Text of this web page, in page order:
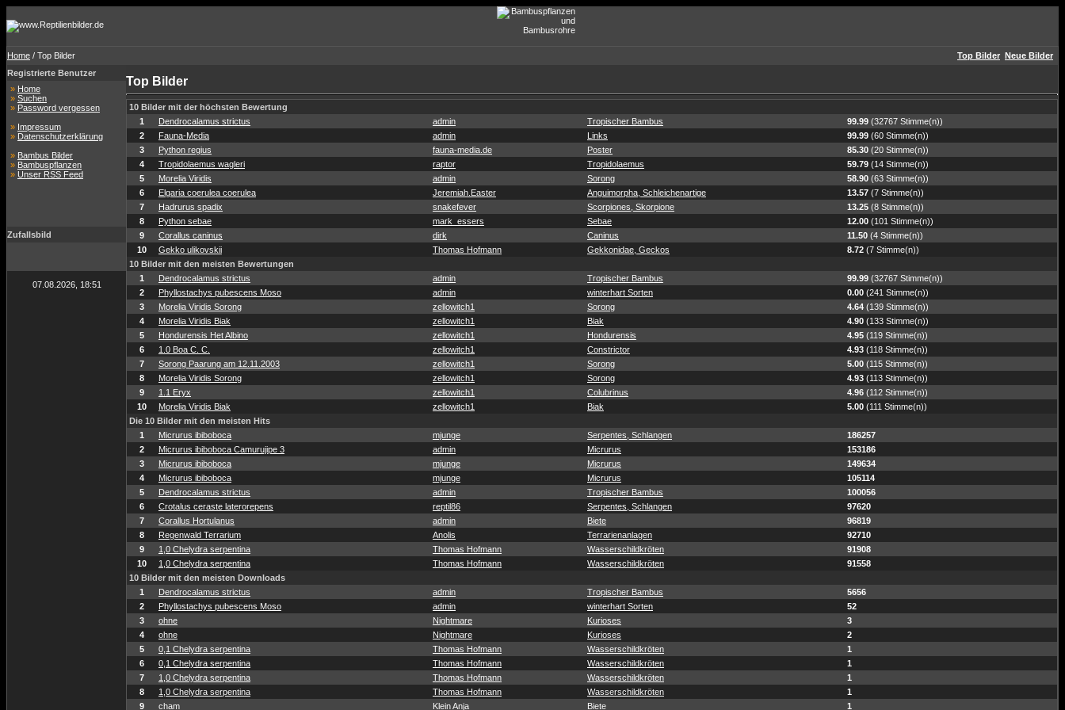
Home / Top Bilder Top Bilder Neue Bilder
Registrierte Benutzer
» Home
» Suchen
» Password vergessen
» Impressum
» Datenschutzerklärung
» Bambus Bilder
» Bambuspflanzen
» Unser RSS Feed
Zufallsbild
07.08.2026, 18:51
Top Bilder
10 Bilder mit der höchsten Bewertung
1
Dendrocalamus strictus admin Tropischer Bambus 99.99 (32767 Stimme(n))
2
Fauna-Media admin Links 99.99 (60 Stimme(n))
3
Python regius fauna-media.de Poster 85.30 (20 Stimme(n))
4
Tropidolaemus wagleri raptor Tropidolaemus 59.79 (14 Stimme(n))
5
Morelia Viridis admin Sorong 58.90 (63 Stimme(n))
6
Elgaria coerulea coerulea Jeremiah.Easter Anguimorpha, Schleichenartige 13.57 (7 Stimme(n))
7
Hadrurus spadix snakefever Scorpiones, Skorpione 13.25 (8 Stimme(n))
8
Python sebae mark_essers Sebae 12.00 (101 Stimme(n))
9
Corallus caninus dirk Caninus 11.50 (4 Stimme(n))
10
Gekko ulikovskii Thomas Hofmann Gekkonidae, Geckos 8.72 (7 Stimme(n))
10 Bilder mit den meisten Bewertungen
1
Dendrocalamus strictus admin Tropischer Bambus 99.99 (32767 Stimme(n))
2
Phyllostachys pubescens Moso admin winterhart Sorten 0.00 (241 Stimme(n))
3
Morelia Viridis Sorong zellowitch1 Sorong 4.64 (139 Stimme(n))
4
Morelia Viridis Biak zellowitch1 Biak 4.90 (133 Stimme(n))
5
Hondurensis Het Albino zellowitch1 Hondurensis 4.95 (119 Stimme(n))
6
1.0 Boa C. C. zellowitch1 Constrictor 4.93 (118 Stimme(n))
7
Sorong Paarung am 12.11.2003 zellowitch1 Sorong 5.00 (115 Stimme(n))
8
Morelia Viridis Sorong zellowitch1 Sorong 4.93 (113 Stimme(n))
9
1.1 Eryx zellowitch1 Colubrinus 4.96 (112 Stimme(n))
10
Morelia Viridis Biak zellowitch1 Biak 5.00 (111 Stimme(n))
Die 10 Bilder mit den meisten Hits
1
Micrurus ibiboboca mjunge Serpentes, Schlangen
186257
2
Micrurus ibiboboca Camurujipe 3 admin Micrurus
153186
3
Micrurus ibiboboca mjunge Micrurus
149634
4
Micrurus ibiboboca mjunge Micrurus
105114
5
Dendrocalamus strictus admin Tropischer Bambus
100056
6
Crotalus ceraste laterorepens reptil86 Serpentes, Schlangen
97620
7
Corallus Hortulanus admin Biete
96819
8
Regenwald Terrarium Anolis Terrarienanlagen
92710
9
1,0 Chelydra serpentina Thomas Hofmann Wasserschildkröten
91908
10
1,0 Chelydra serpentina Thomas Hofmann Wasserschildkröten
91558
10 Bilder mit den meisten Downloads
1
Dendrocalamus strictus admin Tropischer Bambus
5656
2
Phyllostachys pubescens Moso admin winterhart Sorten
52
3
ohne Nightmare Kurioses
3
4
ohne Nightmare Kurioses
2
5
0,1 Chelydra serpentina Thomas Hofmann Wasserschildkröten
1
6
0,1 Chelydra serpentina Thomas Hofmann Wasserschildkröten
1
7
1,0 Chelydra serpentina Thomas Hofmann Wasserschildkröten
1
8
1,0 Chelydra serpentina Thomas Hofmann Wasserschildkröten
1
9
cham Klein Anja Biete 1